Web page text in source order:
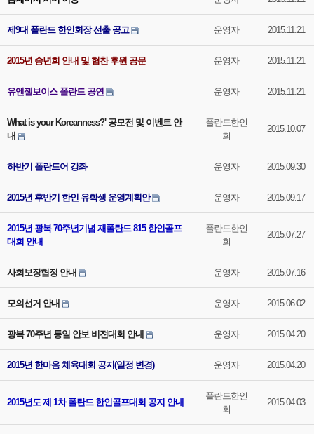
제9대 폴란드 한인회장 선출 공고 운영자 2015.11.21
2015년 송년회 안내 및 협찬 후원 공문 운영자 2015.11.21
유엔젤보이스 폴란드 공연 운영자 2015.11.21
What is your Koreanness?' 공모전 및 이벤트 안
내
폴란드한인
회
2015.10.07
하반기 폴란드어 강좌 운영자 2015.09.30
2015년 후반기 한인 유학생 운영계획안 운영자 2015.09.17
2015년 광복 70주년기념 재폴란드 815 한인골프
대회 안내
폴란드한인
회
2015.07.27
사회보장협정 안내 운영자 2015.07.16
모의선거 안내 운영자 2015.06.02
광복 70주년 통일 안보 비젼대회 안내 운영자 2015.04.20
2015년 한마음 체육대회 공지(일정 변경) 운영자 2015.04.20
2015년도 제 1차 폴란드 한인골프대회 공지 안내
폴란드한인
회
2015.04.03